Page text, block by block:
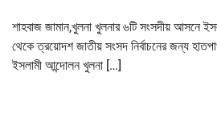
শাহবাজ জামান,খুলনা খুলনার ৬টি সংসদীয় আসনে
থেকে ত্রয়োদশ জাতীয় সংসদ নির্বাচনের জন্য
ইসলামী আন্দোলন খুলনা […]